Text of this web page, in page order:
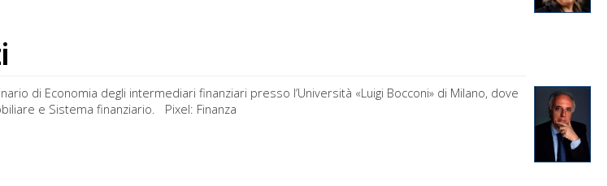
di Economia degli intermediari finanziari presso l’Università «Luigi Bocconi» di Milano, dove
e Sistema finanziario. Pixel: Finanza